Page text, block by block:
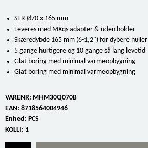
STR Ø70 x 165 mm
Leveres med MXqs adapter & uden holder
Skæredybde 165 mm (6-1,2") for dybere huller
5 gange hurtigere og 10 gange så lang levetid
Glat boring med minimal varmeopbygning
Glat boring med minimal varmeopbygning
VARENR: MHM30Q070B
EAN: 8718564004946
Enhed: PCS
KOLLI: 1